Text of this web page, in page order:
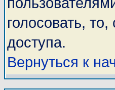
голосовать,
доступа.
Вернуться к